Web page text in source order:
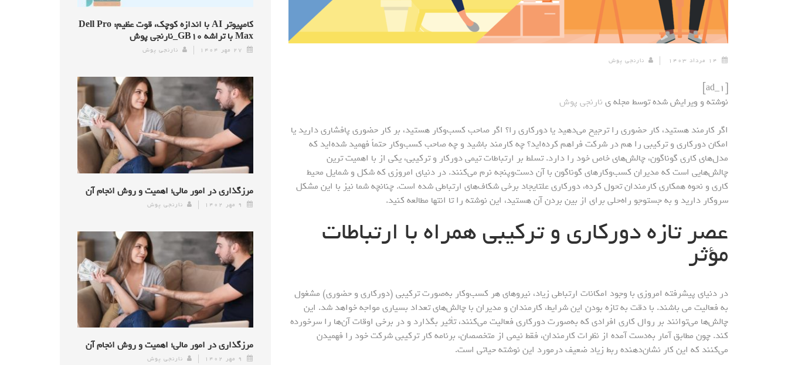
۱۴ مرداد ۱۴۰۳ نارنجی پوش
[ad_1]
نوشته و ویرایش شده توسط مجله ی نارنجی پوش
اگر کارمند هستید، کار حضوری را ترجیح می‌دهید یا دورکاری را؟ اگر صاحب کسب‌وکار هستید، بر کار حضوری پافشاری دارید یا
امکان دورکاری و ترکیبی را هم در شرکت فراهم کرده‌اید؟ چه کارمند باشید و چه صاحب کسب‌وکار حتماً فهمید شده‌اید که
مدل‌های کاری گوناگون، چالش‌های خاص خود را دارد. تسلط بر ارتباطات تیمی دورکار و ترکیبی، یکی از با اهمیت ترین
چالش‌هایی است که مدیران کسب‌وکارهای گوناگون با آن دست‌وپنجه نرم می‌کنند. در دنیای امروزی که شکل و شمایل محیط
کاری و نحوه‌ همکاری کارمندان تحول کرده، دورکاری علتایجاد برخی شکاف‌های ارتباطی شده است. چنانچه شما نیز با این مشکل
سروکار دارید و به جستوجو راه‌حلی برای از بین بردن آن هستید، این نوشته را تا انتها مطالعه کنید.
عصر تازه دورکاری و ترکیبی همراه با ارتباطات
مؤثر
در دنیای پیشرفته امروزی با وجود امکانات ارتباطی زیاد، نیروهای هر کسب‌وکار به‌صورت ترکیبی (دورکاری و حضوری) مشغول
به فعالیت می باشند. با دقت به تازه بودن این شرایط، کارمندان و مدیران با چالش‌های تعداد بسیاری مواجه خواهد شد. این
چالش‌ها می‌توانند بر روال کاری افرادی که به‌صورت دورکاری فعالیت می‌کنند، تأثیر بگذارد و در برخی اوقات آن‌ها را سرخورده
کند. چون مطابق آمار به‌دست آمده از نظرات کارمندان، فقط نیمی از متخصصان، برنامه کار ترکیبی شرکت خود را فهمیدن
می‌کنند که این کار نشان‌دهنده ربط زیاد ضعیف درمورد این نوشته حیاتی است.
کامپیوتر AI با اندازه کوچک، قوت عظیم: Dell Pro
Max با تراشه GB۱۰_نارنجی پوش
۲۷ مهر ۱۴۰۴ نارنجی پوش
مرزگذاری در امور مالی؛ اهمیت و روش انجام آن
۹ مهر ۱۴۰۲ نارنجی پوش
مرزگذاری در امور مالی؛ اهمیت و روش انجام آن
۹ مهر ۱۴۰۲ نارنجی پوش